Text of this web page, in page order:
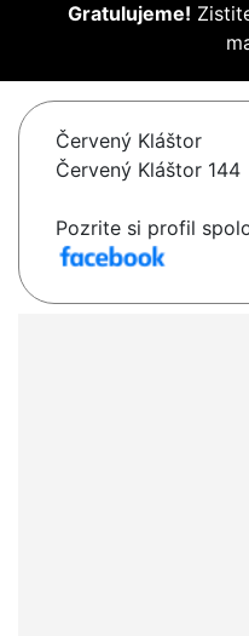
Gratulujeme!
Červený Kláštor
Červený Kláštor 144
Pozrite si profil